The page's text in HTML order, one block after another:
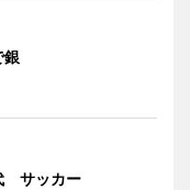
銀
サッカー